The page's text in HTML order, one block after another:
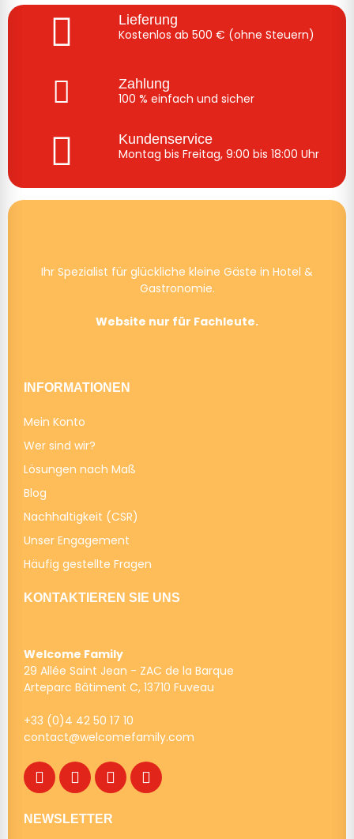
Lieferung
Kostenlos ab 500 € (ohne Steuern)
Zahlung
100 % einfach und sicher
Kundenservice
Montag bis Freitag, 9:00 bis 18:00 Uhr
Ihr Spezialist für glückliche kleine Gäste in Hotel &
Gastronomie.
Website nur für Fachleute.
INFORMATIONEN
Mein Konto
Wer sind wir?
Lösungen nach Maß
Blog
Nachhaltigkeit (CSR)
Unser Engagement
Häufig gestellte Fragen
KONTAKTIEREN SIE UNS
Welcome Family
29 Allée Saint Jean - ZAC de la Barque
Arteparc Bâtiment C, 13710 Fuveau
+33 (0)4 42 50 17 10
contact@welcomefamily.com
NEWSLETTER